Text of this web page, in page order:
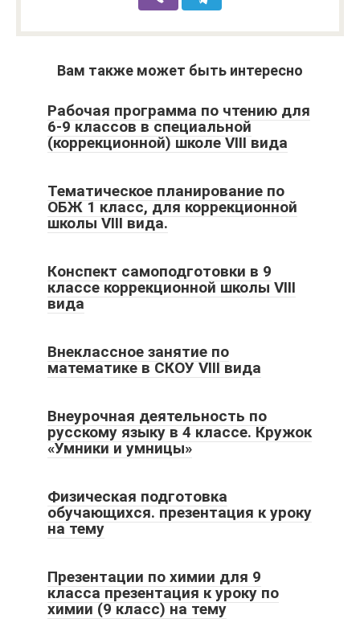
Вам также может быть интересно
Рабочая программа по чтению для
6-9 классов в специальной
(коррекционной) школе VIII вида
Тематическое планирование по
ОБЖ 1 класс, для коррекционной
школы VIII вида.
Конспект самоподготовки в 9
классе коррекционной школы VIII
вида
Внеклассное занятие по
математике в СКОУ VIII вида
Внеурочная деятельность по
русскому языку в 4 классе. Кружок
«Умники и умницы»
Физическая подготовка
обучающихся. презентация к уроку
на тему
Презентации по химии для 9
класса презентация к уроку по
химии (9 класс) на тему